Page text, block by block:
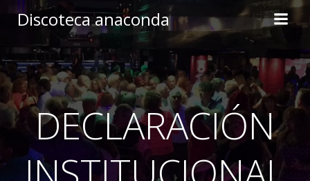
Skip
to
content
Discoteca anaconda
DECLARACIÓN